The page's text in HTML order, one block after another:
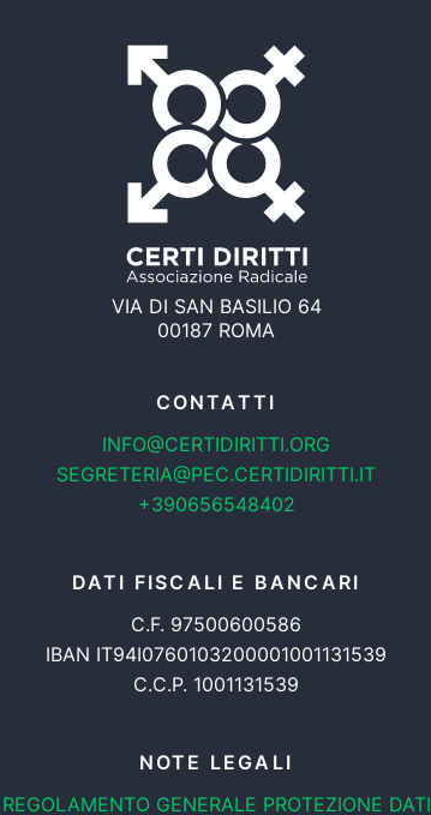
VIA DI SAN BASILIO 64
00187 ROMA
CONTATTI
INFO@CERTIDIRITTI.ORG
SEGRETERIA@PEC.CERTIDIRITTI.IT
+390656548402
DATI FISCALI E BANCARI
C.F. 97500600586
IBAN IT94I0760103200001001131539
C.C.P. 1001131539
NOTE LEGALI
REGOLAMENTO GENERALE PROTEZIONE DATI